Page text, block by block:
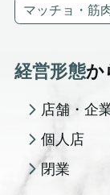
マッチョ・筋
経営形態か
店舗・企
個人店
閉業